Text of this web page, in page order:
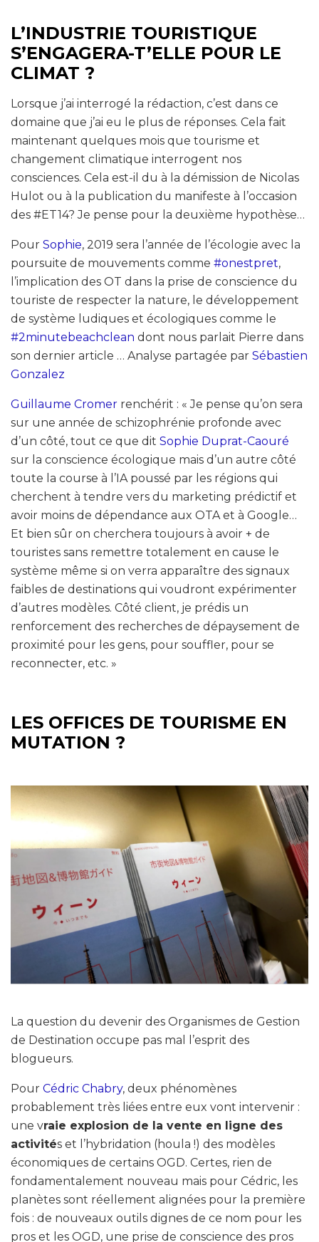
L’INDUSTRIE TOURISTIQUE
S’ENGAGERA-T’ELLE POUR LE
CLIMAT ?
Lorsque j’ai interrogé la rédaction, c’est dans ce
domaine que j’ai eu le plus de réponses. Cela fait
maintenant quelques mois que tourisme et
changement climatique interrogent nos
consciences. Cela est-il du à la démission de Nicolas
Hulot ou à la publication du manifeste à l’occasion
des #ET14? Je pense pour la deuxième hypothèse…
Pour Sophie, 2019 sera l’année de l’écologie avec la
poursuite de mouvements comme #onestpret,
l’implication des OT dans la prise de conscience du
touriste de respecter la nature, le développement
de système ludiques et écologiques comme le
#2minutebeachclean dont nous parlait Pierre dans
son dernier article … Analyse partagée par Sébastien
Gonzalez
Guillaume Cromer renchérit : « Je pense qu’on sera
sur une année de schizophrénie profonde avec
d’un côté, tout ce que dit Sophie Duprat-Caouré
sur la conscience écologique mais d’un autre côté
toute la course à l’IA poussé par les régions qui
cherchent à tendre vers du marketing prédictif et
avoir moins de dépendance aux OTA et à Google…
Et bien sûr on cherchera toujours à avoir + de
touristes sans remettre totalement en cause le
système même si on verra apparaître des signaux
faibles de destinations qui voudront expérimenter
d’autres modèles. Côté client, je prédis un
renforcement des recherches de dépaysement de
proximité pour les gens, pour souffler, pour se
reconnecter, etc. »
LES OFFICES DE TOURISME EN
MUTATION ?
La question du devenir des Organismes de Gestion
de Destination occupe pas mal l’esprit des
blogueurs.
Pour Cédric Chabry, deux phénomènes
probablement très liées entre eux vont intervenir :
une vraie explosion de la vente en ligne des
activités et l’hybridation (houla !) des modèles
économiques de certains OGD. Certes, rien de
fondamentalement nouveau mais pour Cédric, les
planètes sont réellement alignées pour la première
fois : de nouveaux outils dignes de ce nom pour les
pros et les OGD, une prise de conscience des pros